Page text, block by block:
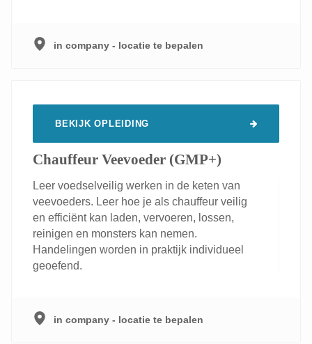
in company - locatie te bepalen
BEKIJK OPLEIDING
Chauffeur Veevoeder (GMP+)
Leer voedselveilig werken in de keten van
veevoeders. Leer hoe je als chauffeur veilig
en efficiënt kan laden, vervoeren, lossen,
reinigen en monsters kan nemen.
Handelingen worden in praktijk individueel
geoefend.
in company - locatie te bepalen